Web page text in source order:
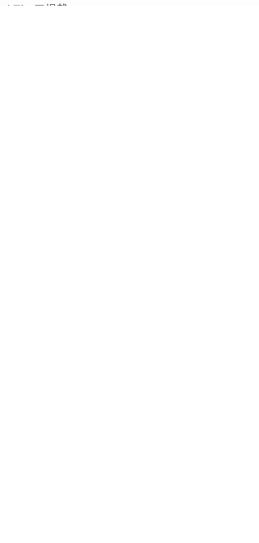
メディア掲載